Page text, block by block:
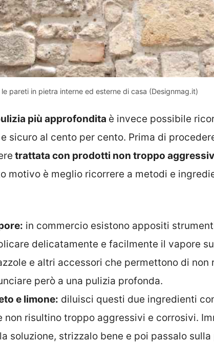
pareti in pietra interne ed esterne di casa (Designmag.it)
più approfondita è invece possibile
sicuro al cento per cento. Prima di
trattata con prodotti non troppo
motivo è meglio ricorrere a metodi e
in commercio esistono appositi
delicatamente e facilmente il vapore
e altri accessori che permettono di non
però a una pulizia profonda.
e limone: diluisci questi due ingredienti
non risultino troppo aggressivi e corrosivi.
soluzione, strizzalo bene e poi passalo